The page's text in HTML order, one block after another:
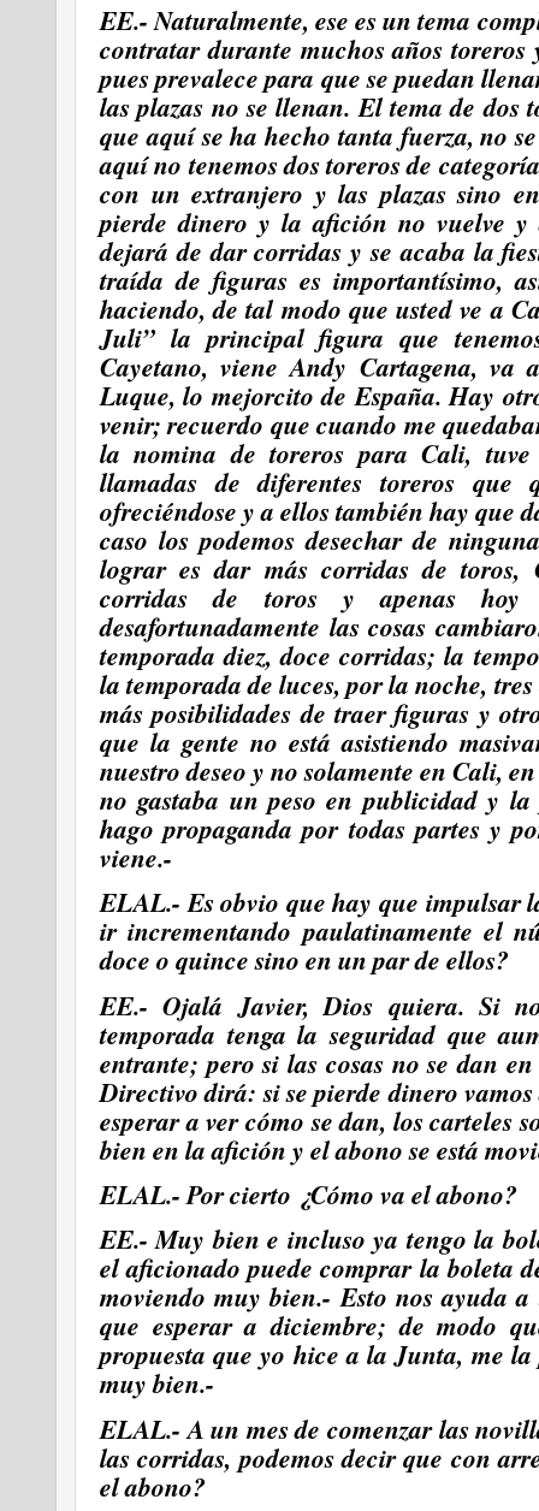
EE.- Naturalmente, ese es un tema
contratar durante muchos años
pues prevalece para que se puedan
las plazas no se llenan. El tema de
que aquí se ha hecho tanta fuerza,no
aquí no tenemos dos toreros de
con un extranjero y las plazas sino
pierde dinero y la afición no vuelve
dejará de dar corridas y se acaba la
traída de figuras es importantísimo,
haciendo, de tal modo que usted ve a
Juli” la principal figura que
Cayetano, viene Andy Cartagena, va
Luque,lo mejorcito de España. Hay
venir; recuerdo que cuando me
la nomina de toreros para Cali,
llamadas de diferentes toreros
ofreciéndose y a ellos también hay que
caso los podemos desechar de
lograr es dar más corridas de
corridas de toros y apenas
desafortunadamente las cosas
temporada diez, doce corridas; la
la temporada de luces, por la noche,
más posibilidades de traer figuras y
que la gente no está asistiendo
nuestro deseo y no solamente en Cali,
no gastaba un peso en publicidad y
hago propaganda por todas partes y
viene.-
ELAL.- Es obvio que hay que impulsar
ir incrementando paulatinamente el
doce o quince sino en un par de ellos?
EE.- Ojalá Javier, Dios quiera. Si
temporada tenga la seguridad que
entrante; pero si las cosas no se dan
Directivo dirá: si se pierde dinero
esperar a ver cómo se dan, los carteles
bien en la afición y el abono se está
ELAL.- Por cierto ¿Cómo va el abono?
EE.- Muy bien e incluso ya tengo la
el aficionado puede comprar la boleta
moviendo muy bien.- Esto nos ayuda
que esperar a diciembre; de modo
propuesta que yo hice a la Junta, me
muy bien.-
ELAL.- A un mes de comenzar las
las corridas, podemos decir que con
el abono?